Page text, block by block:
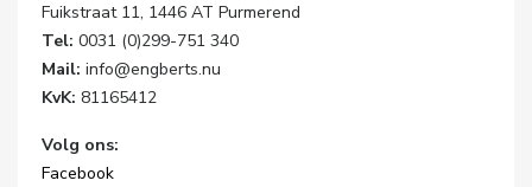
Fuikstraat 11, 1446 AT Purmerend
Tel: 0031 (0)299-751 340
Mail: info@engberts.nu
KvK: 81165412
Volg ons:
Facebook